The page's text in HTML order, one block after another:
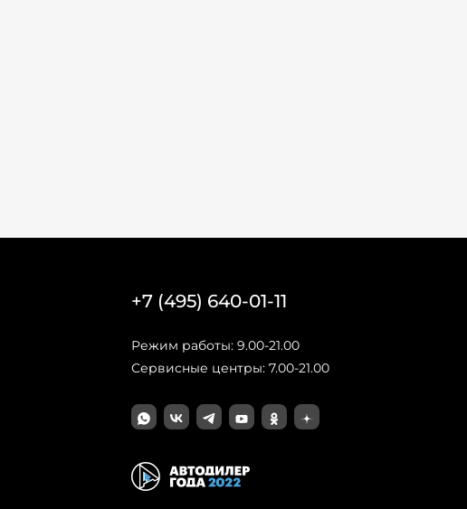
+7 (495) 640-01-11
Режим работы: 9.00-21.00
Сервисные центры: 7.00-21.00